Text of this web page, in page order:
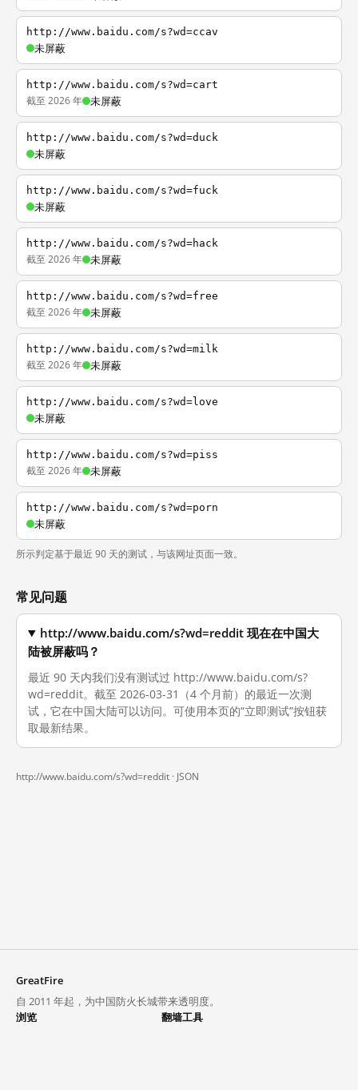
http://www.baidu.com/s?wd=ccav
未屏蔽
http://www.baidu.com/s?wd=cart
截至 2026 年 未屏蔽
http://www.baidu.com/s?wd=duck
未屏蔽
http://www.baidu.com/s?wd=fuck
未屏蔽
http://www.baidu.com/s?wd=hack
截至 2026 年 未屏蔽
http://www.baidu.com/s?wd=free
截至 2026 年 未屏蔽
http://www.baidu.com/s?wd=milk
截至 2026 年 未屏蔽
http://www.baidu.com/s?wd=love
未屏蔽
http://www.baidu.com/s?wd=piss
截至 2026 年 未屏蔽
http://www.baidu.com/s?wd=porn
未屏蔽
所示判定基于最近 90 天的测试，与该网址页面一致。
常见问题
http://www.baidu.com/s?wd=reddit 现在在中国大
陆被屏蔽吗？
最近 90 天内我们没有测试过 http://www.baidu.com/s?
wd=reddit。截至 2026-03-31（4 个月前）的最近一次测
试，它在中国大陆可以访问。可使用本页的“立即测试”按钮获
取最新结果。
http://www.baidu.com/s?wd=reddit · JSON
GreatFire
自 2011 年起，为中国防火长城带来透明度。
浏览
翻墙工具